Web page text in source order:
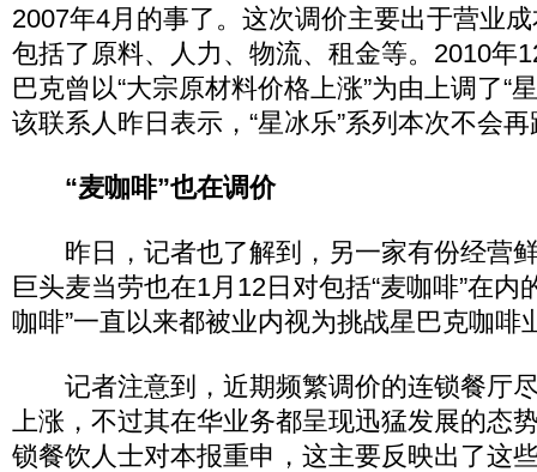
2007年4月的事了。这次调价主要出于营业
包括了原料、人力、物流、租金等。2010年
巴克曾以“大宗原材料价格上涨”为由上调了“
该联系人昨日表示，“星冰乐”系列本次不会
“麦咖啡”也在调价
昨日，记者也了解到，另一家有份经营
巨头麦当劳也在1月12日对包括“麦咖啡”在内
咖啡”一直以来都被业内视为挑战星巴克咖啡
记者注意到，近期频繁调价的连锁餐厅
上涨，不过其在华业务都呈现迅猛发展的态
锁餐饮人士对本报重申，这主要反映出了这